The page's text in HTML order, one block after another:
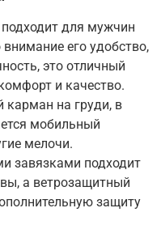
для мужчин
его удобство,
это отличный
и качество.
карман на груди, в
мобильный
мелочи.
завязками подходит
а ветрозащитный
защиту